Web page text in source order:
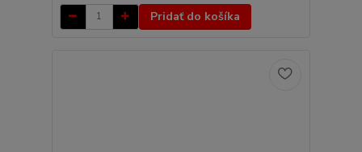
Pridať do košíka